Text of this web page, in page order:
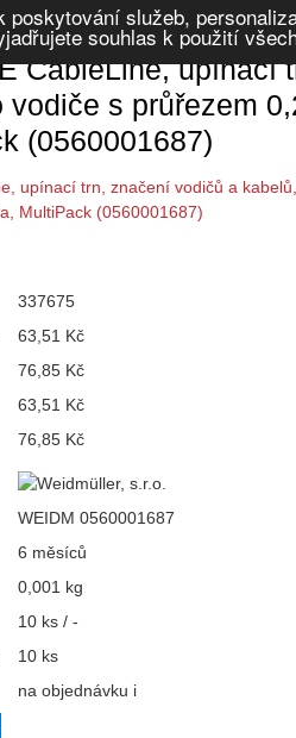
poskytování služeb,
souhlas k použití
systémy značení bužírky
CableLine,
vodiče s průřezem
(0560001687)
337675
63,51 Kč
76,85 Kč
63,51 Kč
76,85 Kč
WEIDM 0560001687
6 měsíců
0,001 kg
10 ks / -
10 ks
na objednávku i